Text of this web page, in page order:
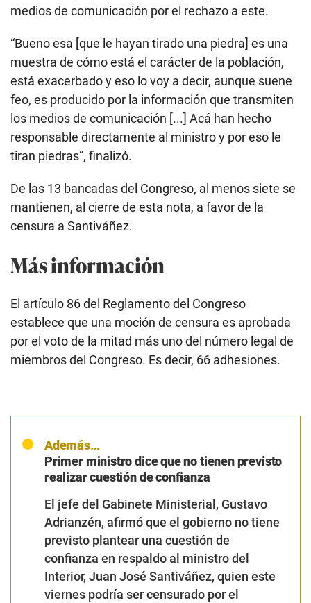
medios de comunicación por el rechazo a este.
“Bueno esa [que le hayan tirado una piedra] es una
muestra de cómo está el carácter de la población,
está exacerbado y eso lo voy a decir, aunque suene
feo, es producido por la información que transmiten
los medios de comunicación [...] Acá han hecho
responsable directamente al ministro y por eso le
tiran piedras”, finalizó.
De las 13 bancadas del Congreso, al menos siete se
mantienen, al cierre de esta nota, a favor de la
censura a Santiváñez.
Más información
El artículo 86 del Reglamento del Congreso
establece que una moción de censura es aprobada
por el voto de la mitad más uno del número legal de
miembros del Congreso. Es decir, 66 adhesiones.
Además…
Primer ministro dice que no tienen previsto
realizar cuestión de confianza
El jefe del Gabinete Ministerial, Gustavo
Adrianzén, afirmó que el gobierno no tiene
previsto plantear una cuestión de
confianza en respaldo al ministro del
Interior, Juan José Santiváñez, quien este
viernes podría ser censurado por el